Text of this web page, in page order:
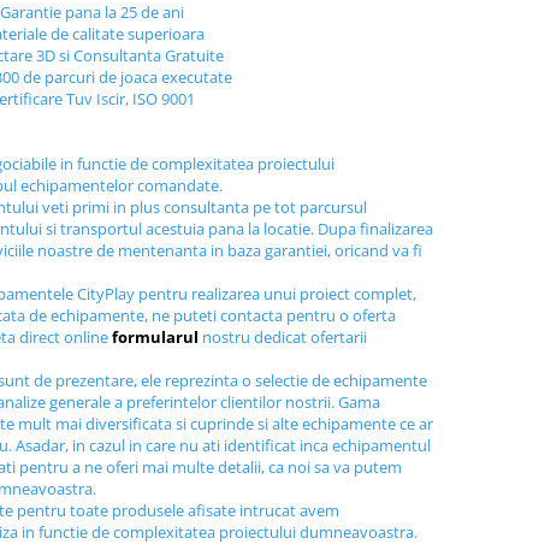
Garantie pana la 25 de ani
de calitate superioara
3D si Consultanta Gratuite
de parcuri de joaca executate
Tuv Iscir, ISO 9001
in functie de complexitatea proiectului
echipamentelor comandate.
veti primi in plus consultanta pe tot parcursul
si transportul acestuia pana la locatie. Dupa finalizarea
noastre de mentenanta in baza garantiei, oricand va fi
CityPlay pentru realizarea unui proiect complet,
de echipamente, ne puteti contacta pentru o oferta
direct onlineformularul nostru dedicat ofertarii
de prezentare, ele reprezinta o selectie de echipamente
generale a preferintelor clientilor nostrii. Gama
mult mai diversificata si cuprinde si alte echipamente ce ar
Asadar, in cazul in care nu ati identificat inca echipamentul
pentru a ne oferi mai multe detalii, ca noi sa va putem
pentru toate produsele afisate intrucat avem
in functie de complexitatea proiectului dumneavoastra.